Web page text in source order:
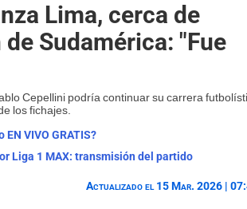
Lima, cerca de
Sudamérica: "Fue
Cepellini podría continuar su carrera
los fichajes.
VIVO GRATIS?
Liga 1 MAX: transmisión del partido
Actualizado el 15 Mar. 2026 |